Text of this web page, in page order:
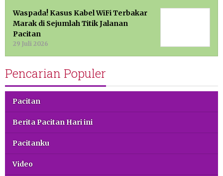
Waspada! Kasus Kabel WiFi Terbakar
Marak di Sejumlah Titik Jalanan
Pacitan
29 Juli 2026
Pencarian Populer
Pacitan
Berita Pacitan Hari ini
Pacitanku
Video